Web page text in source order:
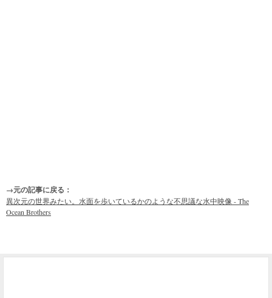
→元の記事に戻る：
異次元の世界みたい。水面を歩いているかのような不思議な水中映像 - The
Ocean Brothers